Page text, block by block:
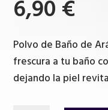
6,90€
Polvo de Baño de
frescura a tu baño
dejando la piel